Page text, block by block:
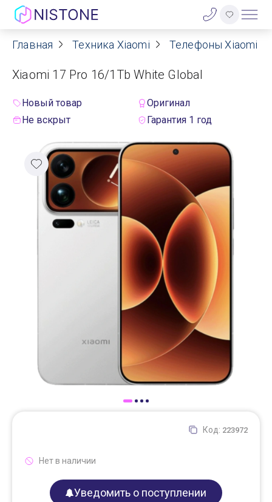
Акции
О нас
Договор оферты
Реквизиты
Контакты
Главная Техника Xiaomi Телефоны Xiaomi
Xiaomi 17 Pro 16/1Tb White Global
Новый товар
Оригинал
Не вскрыт
Гарантия 1 год
Код: 223972
Нет в наличии
Уведомить о поступлении